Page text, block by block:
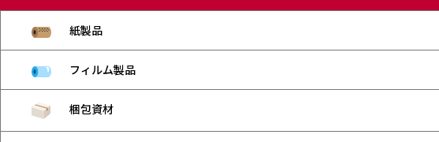
紙製品
フィルム製品
梱包資材